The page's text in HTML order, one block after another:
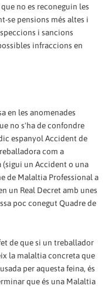
no es reconeguin les
se pensions més altes i
i sancions
infraccions en
en les anomenades
no s'ha de confondre
espanyol Accident de
com a
(sigui un Accident o una
de Malaltia Professional a
un Real Decret amb unes
poc conegut Quadre de
de que si un treballador
la malaltia concreta que
per aquesta feina, és
que és una Malaltia